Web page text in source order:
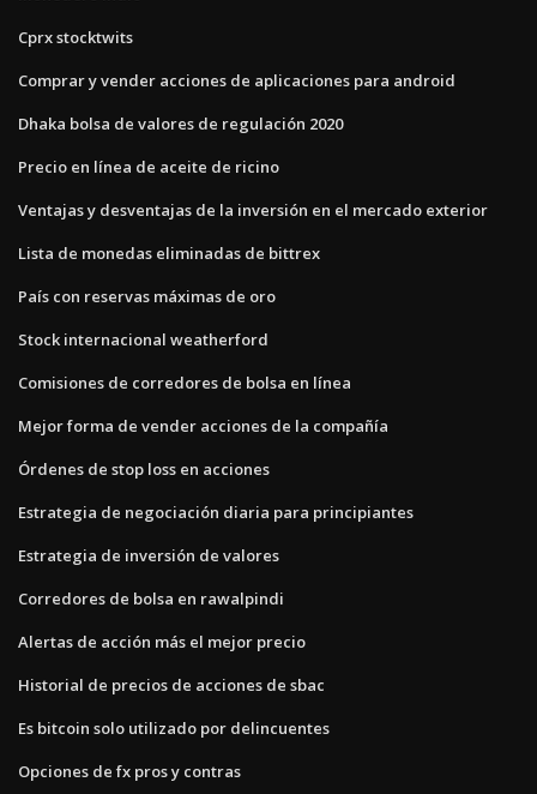
Cprx stocktwits
Comprar y vender acciones de aplicaciones para android
Dhaka bolsa de valores de regulación 2020
Precio en línea de aceite de ricino
Ventajas y desventajas de la inversión en el mercado exterior
Lista de monedas eliminadas de bittrex
País con reservas máximas de oro
Stock internacional weatherford
Comisiones de corredores de bolsa en línea
Mejor forma de vender acciones de la compañía
Órdenes de stop loss en acciones
Estrategia de negociación diaria para principiantes
Estrategia de inversión de valores
Corredores de bolsa en rawalpindi
Alertas de acción más el mejor precio
Historial de precios de acciones de sbac
Es bitcoin solo utilizado por delincuentes
Opciones de fx pros y contras